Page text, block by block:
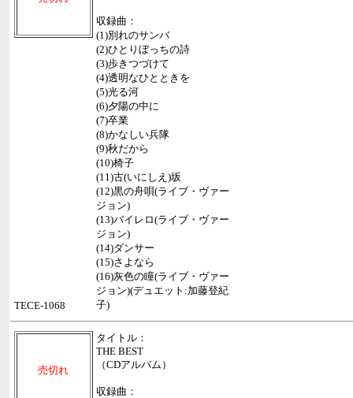
収録曲：
(1)別れのサンバ
(2)ひとりぼっちの詩
(3)歩きつづけて
(4)透明なひとときを
(5)光る河
(6)夕陽の中に
(7)卒業
(8)かなしい兵隊
(9)秋だから
(10)椅子
(11)古(いにしえ)坂
(12)黒の舟唄(ライブ・ヴァー
ジョン)
(13)バイレロ(ライブ・ヴァー
ジョン)
(14)ダンサー
(15)さよなら
(16)灰色の瞳(ライブ・ヴァー
ジョン)(デュエット:加藤登紀
子)
TECE-1068
売切れ
タイトル：
THE BEST
（CDアルバム）
収録曲：